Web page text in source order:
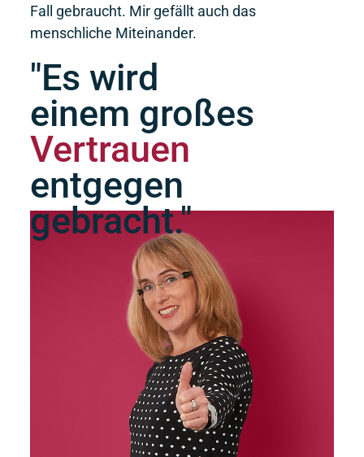
"Es wird
einem großes
Vertrauen
entgegen
gebracht."
Fall gebraucht. Mir gefällt auch das
menschliche Miteinander.